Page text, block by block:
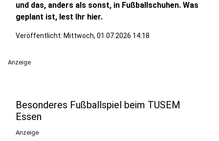
und das, anders als sonst, in Fußballschuhen. Was
geplant ist, lest Ihr hier.
Veröffentlicht: Mittwoch, 01.07.2026 14:18
Anzeige
Besonderes Fußballspiel beim TUSEM
Essen
Anzeige